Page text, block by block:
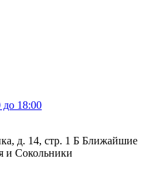
до 18:00
д. 14, стр. 1 Б Ближайшие
и Сокольники